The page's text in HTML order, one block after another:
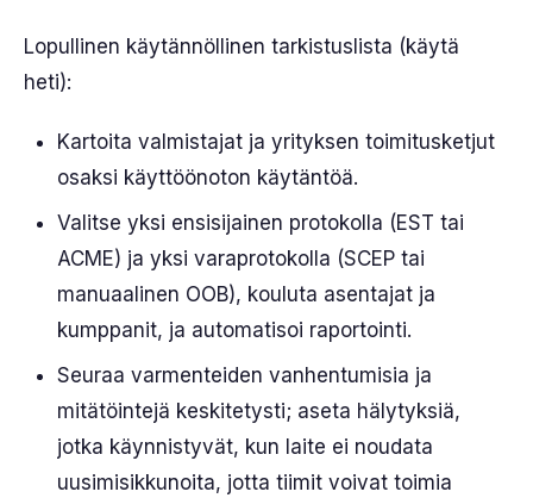
Lopullinen käytännöllinen tarkistuslista (käytä
heti):
Kartoita valmistajat ja yrityksen toimitusketjut
osaksi käyttöönoton käytäntöä.
Valitse yksi ensisijainen protokolla (EST tai
ACME) ja yksi varaprotokolla (SCEP tai
manuaalinen OOB), kouluta asentajat ja
kumppanit, ja automatisoi raportointi.
Seuraa varmenteiden vanhentumisia ja
mitätöintejä keskitetysti; aseta hälytyksiä,
jotka käynnistyvät, kun laite ei noudata
uusimisikkunoita, jotta tiimit voivat toimia